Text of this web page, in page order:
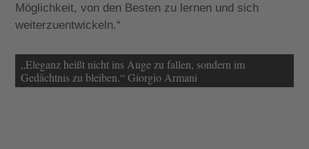
Möglichkeit, von den Besten zu lernen und sich
weiterzuentwickeln.“
„Eleganz heißt nicht ins Auge zu fallen, sondern im
Gedächtnis zu bleiben.“ Giorgio Armani